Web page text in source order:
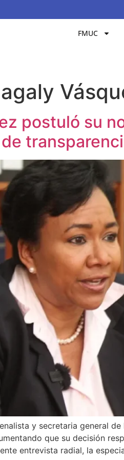
FMUC
postuló su
y secretaria general
que su decisión
entrevista radial, la